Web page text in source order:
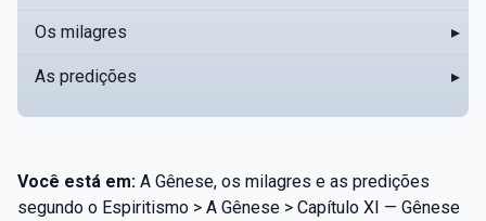
Os milagres ▸
As predições ▸
Você está em: A Gênese, os milagres e as predições
segundo o Espiritismo > A Gênese > Capítulo XI — Gênese